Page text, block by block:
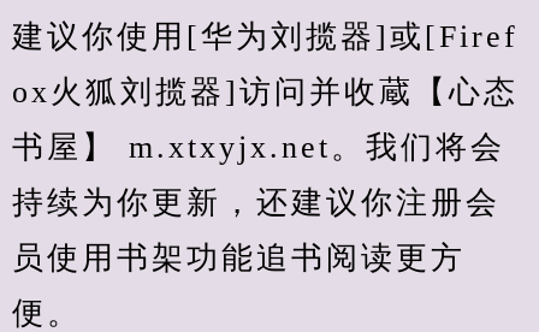
建议你使用[华为刘揽器]或[Firef
ox火狐刘揽器]访问并收蔵【心态
书屋】 m.xtxyjx.net。我们将会
持续为你更新，还建议你注册会
员使用书架功能追书阅读更方
便。